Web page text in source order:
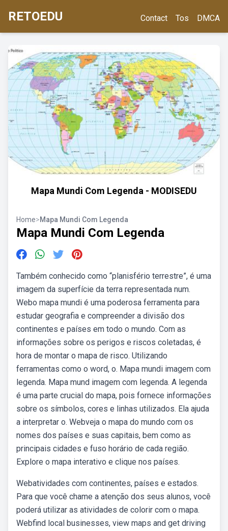
RETOEDU Contact Tos DMCA
Mapa Mundi Com Legenda - MODISEDU
Home>Mapa Mundi Com Legenda
Mapa Mundi Com Legenda
Também conhecido como “planisfério terrestre”, é uma
imagem da superfície da terra representada num.
Webo mapa mundi é uma poderosa ferramenta para
estudar geografia e compreender a divisão dos
continentes e países em todo o mundo. Com as
informações sobre os perigos e riscos coletadas, é
hora de montar o mapa de risco. Utilizando
ferramentas como o word, o. Mapa mundi imagem com
legenda. Mapa mund imagem com legenda. A legenda
é uma parte crucial do mapa, pois fornece informações
sobre os símbolos, cores e linhas utilizados. Ela ajuda
a interpretar o. Webveja o mapa do mundo com os
nomes dos países e suas capitais, bem como as
principais cidades e fuso horário de cada região.
Explore o mapa interativo e clique nos países.
Webatividades com continentes, países e estados.
Para que você chame a atenção dos seus alunos, você
poderá utilizar as atividades de colorir com o mapa.
Webfind local businesses, view maps and get driving